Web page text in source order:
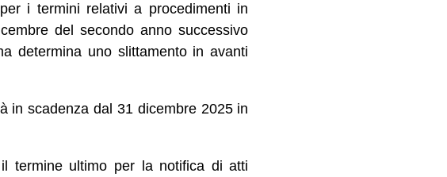
i termini relativi a procedimenti in
del secondo anno successivo
determina uno slittamento in avanti
in scadenza dal 31 dicembre 2025 in
termine ultimo per la notifica di atti